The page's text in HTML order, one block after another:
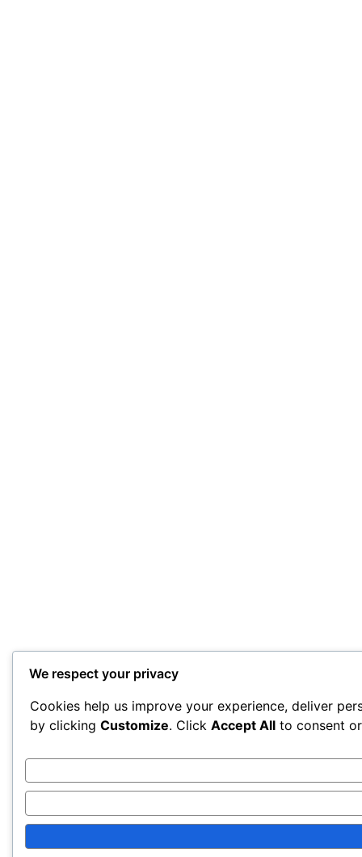
We respect your privacy
Cookies help us improve your experience, deliver
by clicking Customize. Click Accept All to consent